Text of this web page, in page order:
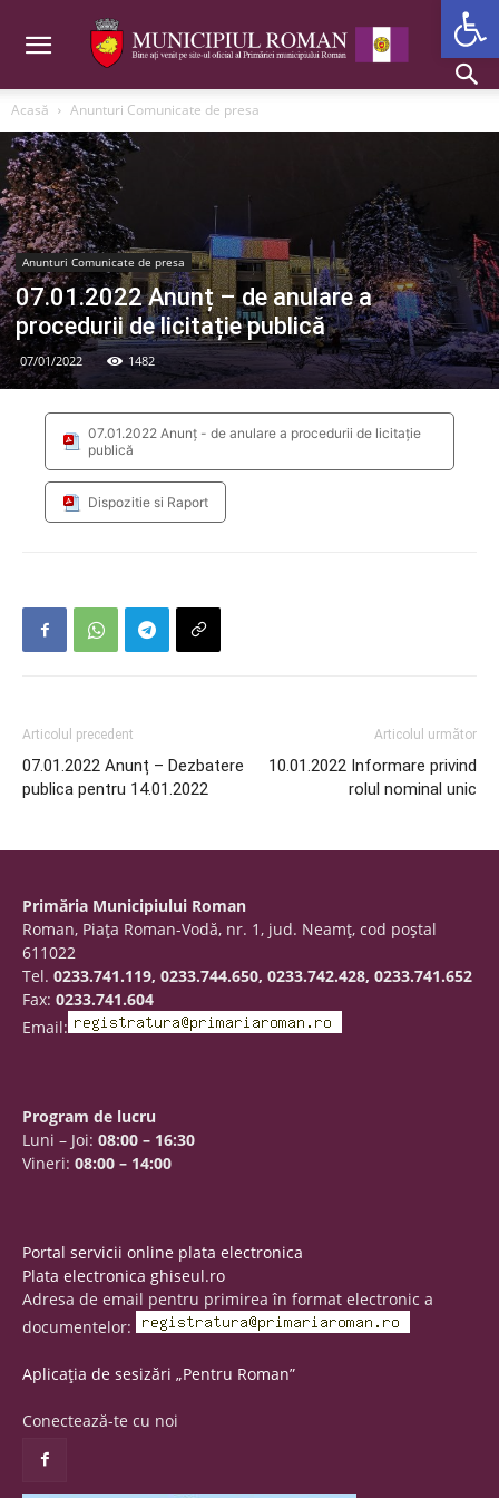
Acasă Anunturi Comunicate de presa
Anunturi Comunicate de presa
07.01.2022 Anunț – de anulare a
procedurii de licitație publică
07/01/2022 1482
07.01.2022 Anunț - de anulare a procedurii de licitație
publică
Dispozitie si Raport
Articolul precedent
07.01.2022 Anunț – Dezbatere
publica pentru 14.01.2022
Articolul următor
10.01.2022 Informare privind
rolul nominal unic
Primăria Municipiului Roman
Roman, Piaţa Roman-Vodă, nr. 1, jud. Neamţ, cod poştal
611022
Tel. 0233.741.119, 0233.744.650, 0233.742.428, 0233.741.652
Fax: 0233.741.604
Email:
Program de lucru
Luni – Joi: 08:00 – 16:30
Vineri: 08:00 – 14:00
Portal servicii online plata electronica
Plata electronica ghiseul.ro
Adresa de email pentru primirea în format electronic a
documentelor:
Aplicația de sesizări „Pentru Roman”
Conectează-te cu noi